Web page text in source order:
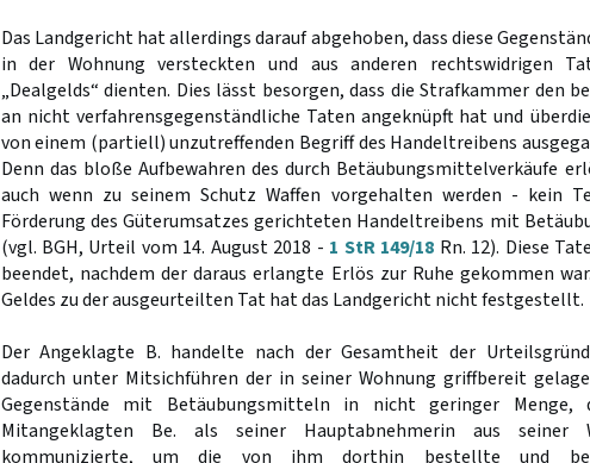
Das Landgericht hat allerdings darauf abgehoben, dass diese
in der Wohnung versteckten und aus anderen rechtswidrigen
„Dealgelds“ dienten. Dies lässt besorgen, dass die Strafkammer den
an nicht verfahrensgegenständliche Taten angeknüpft hat und
von einem (partiell) unzutreffenden Begriff des Handeltreibens
Denn das bloße Aufbewahren des durch Betäubungsmittelverkäufe
auch wenn zu seinem Schutz Waffen vorgehalten werden - kein
Förderung des Güterumsatzes gerichteten Handeltreibens mit
(vgl. BGH, Urteil vom 14. August 2018 - 1 StR 149/18 Rn. 12). Diese
beendet, nachdem der daraus erlangte Erlös zur Ruhe gekommen
Geldes zu der ausgeurteilten Tat hat das Landgericht nicht festgestellt.
Der Angeklagte B. handelte nach der Gesamtheit der
dadurch unter Mitsichführen der in seiner Wohnung griffbereit
Gegenstände mit Betäubungsmitteln in nicht geringer
Mitangeklagten Be. als seiner Hauptabnehmerin aus seiner
kommunizierte, um die von ihm dorthin bestellte und